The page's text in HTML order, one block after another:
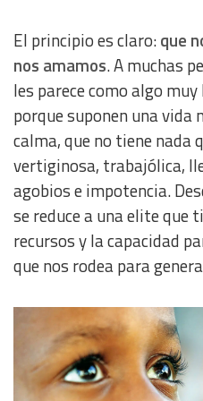
El principio es claro:que
nos amamos. A muchas
les parece como algo
porque suponen una vida
calma, que no tiene nada
vertiginosa, trabajólica,
agobios e impotencia.
se reduce a una elite que
recursos y la capacidad
que nos rodea para